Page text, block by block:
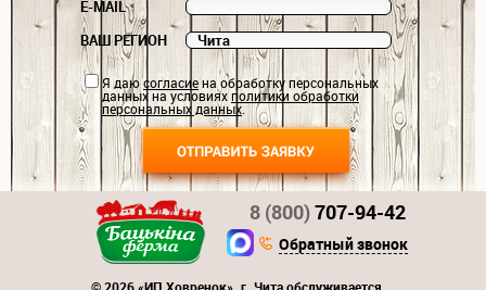
E-MAIL
ВАШ РЕГИОН
Я даюсогласиена обработку персональных
данных на условияхполитики обработки
персональных данных.
8 (800)707-94-42
Обратный звонок